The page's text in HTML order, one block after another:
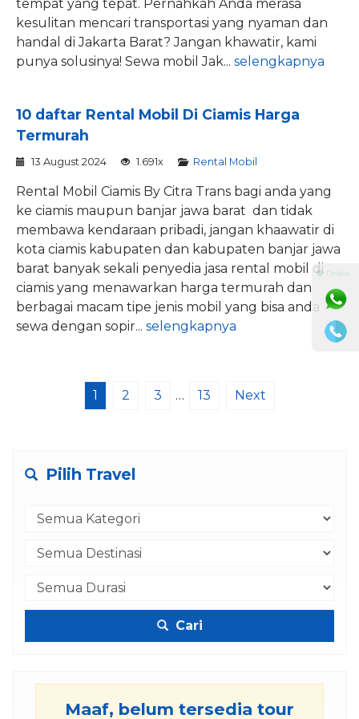
tempat yang tepat. Pernahkah Anda merasa
kesulitan mencari transportasi yang nyaman dan
handal di Jakarta Barat? Jangan khawatir, kami
punya solusinya! Sewa mobil Jak... selengkapnya
10 daftar Rental Mobil Di Ciamis Harga
Termurah
13 August 2024 1.691x Rental Mobil
Rental Mobil Ciamis By Citra Trans bagi anda yang
ke ciamis maupun banjar jawa barat dan tidak
membawa kendaraan pribadi, jangan khaawatir di
kota ciamis kabupaten dan kabupaten banjar jawa
barat banyak sekali penyedia jasa rental mobil di
ciamis yang menawarkan harga termurah dan
berbagai macam tipe jenis mobil yang bisa anda
sewa dengan sopir... selengkapnya
1 2 3 … 13 Next
Pilih Travel
Cari
Maaf, belum tersedia tour
⚫ Online